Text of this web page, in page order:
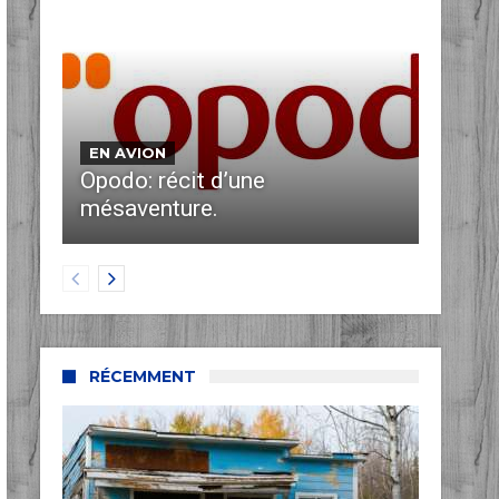
EN AVION
Opodo: récit d’une
mésaventure.
RÉCEMMENT